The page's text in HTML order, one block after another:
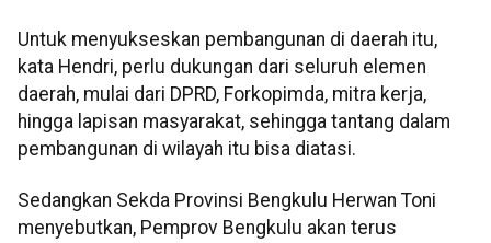
Untuk menyukseskan pembangunan di daerah itu,
kata Hendri, perlu dukungan dari seluruh elemen
daerah, mulai dari DPRD, Forkopimda, mitra kerja,
hingga lapisan masyarakat, sehingga tantang dalam
pembangunan di wilayah itu bisa diatasi.
Sedangkan Sekda Provinsi Bengkulu Herwan Toni
menyebutkan, Pemprov Bengkulu akan terus